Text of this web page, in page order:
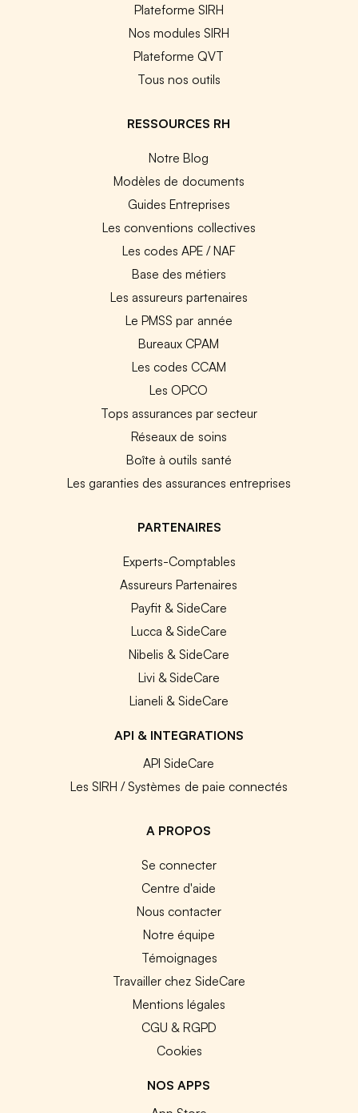
Plateforme SIRH
Nos modules SIRH
Plateforme QVT
Tous nos outils
RESSOURCES RH
Notre Blog
Modèles de documents
Guides Entreprises
Les conventions collectives
Les codes APE / NAF
Base des métiers
Les assureurs partenaires
Le PMSS par année
Bureaux CPAM
Les codes CCAM
Les OPCO
Tops assurances par secteur
Réseaux de soins
Boîte à outils santé
Les garanties des assurances entreprises
PARTENAIRES
Experts-Comptables
Assureurs Partenaires
Payfit & SideCare
Lucca & SideCare
Nibelis & SideCare
Livi & SideCare
Lianeli & SideCare
API & INTEGRATIONS
API SideCare
Les SIRH / Systèmes de paie connectés
A PROPOS
Se connecter
Centre d'aide
Nous contacter
Notre équipe
Témoignages
Travailler chez SideCare
Mentions légales
CGU & RGPD
Cookies
NOS APPS